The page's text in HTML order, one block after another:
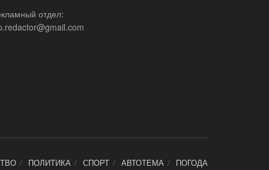
отдел:
ПОЛИТИКА СПОРТ АВТОТЕМА ПОГОДА